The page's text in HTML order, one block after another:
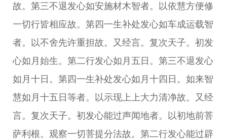
故。第三不退发心如安施材木智者。以依慧方便修
一切行皆相应故。第四一生补处发心如车成运载智
者。以不舍先许重担故。又经言。复次天子。初发
心如月始生。第二行发心如月五日。第三不退发心
如月十日。第四一生补处发心如月十四日。如来智
慧如月十五日等者。以示现上上大力清净故。又经
言。复次天子。初发心能过声闻地者。以初地前菩
萨利根。观察一切菩提分法故。第二行发心能过辟